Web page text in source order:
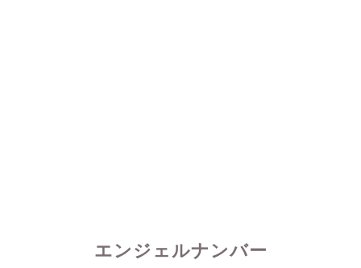
エンジェルナンバー